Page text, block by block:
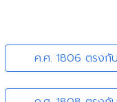
ค.ศ. 1806 ตรงกั